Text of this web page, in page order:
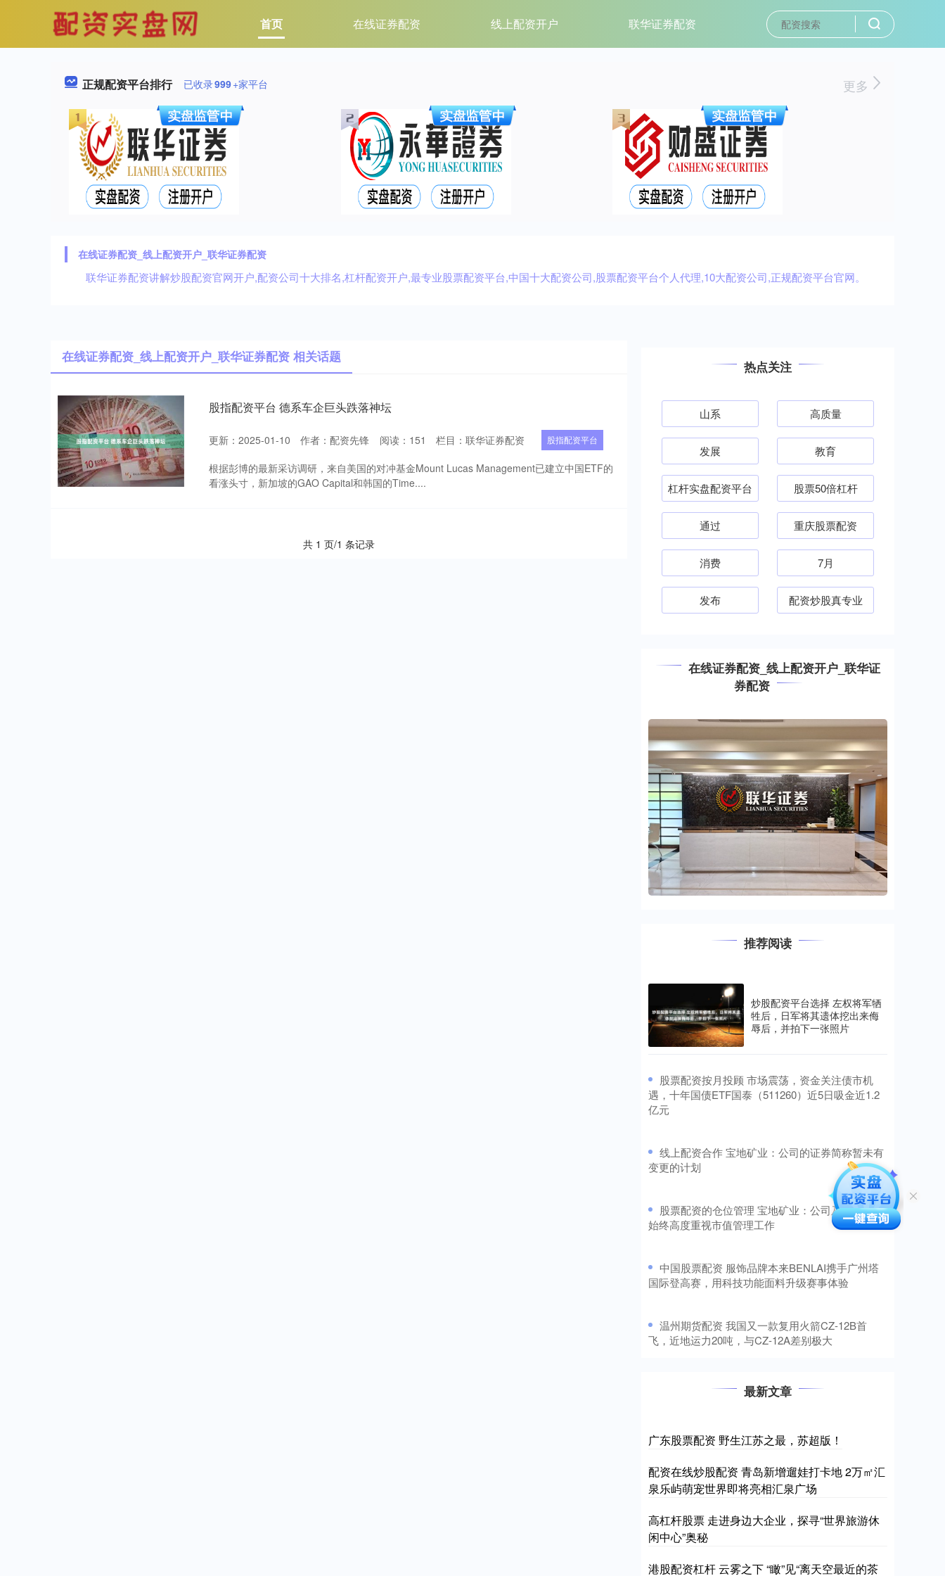
首页 在线证券配资 线上配资开户 联华证券配资
正规配资平台排行 已收录999+家平台 更多
在线证券配资_线上配资开户_联华证券配资
联华证券配资讲解炒股配资官网开户,配资公司十大排名,杠杆配资开户,最专业股票配资平台,中国十大配资公司,股票配资平台个人代理,10大配资公司,正规配资平台官网。
在线证券配资_线上配资开户_联华证券配资 相关话题
股指配资平台 德系车企巨头跌落神坛
更新：2025-01-10 作者：配资先锋 阅读： 151 栏目： 联华证券配资 股指配资平台
根据彭博的最新采访调研，来自美国的对冲基金Mount Lucas Management已建立中国ETF的
看涨头寸，新加坡的GAO Capital和韩国的Time....
共 1 页/1 条记录
热点关注
山系 高质量
发展 教育
杠杆实盘配资平台 股票50倍杠杆
通过 重庆股票配资
消费 7月
发布 配资炒股真专业
在线证券配资_线上配资开户_联华证
券配资
推荐阅读
炒股配资平台选择 左权将军牺
牲后，日军将其遗体挖出来侮
辱后，并拍下一张照片
​股票配资按月投顾 市场震荡，资金关注债市机
遇，十年国债ETF国泰（511260）近5日吸金近1.2
亿元
​线上配资合作 宝地矿业：公司的证券简称暂未有
变更的计划
​股票配资的仓位管理 宝地矿业：公司及董高团队
始终高度重视市值管理工作
​中国股票配资 服饰品牌本来BENLAI携手广州塔
国际登高赛，用科技功能面料升级赛事体验
​温州期货配资 我国又一款复用火箭CZ-12B首
飞，近地运力20吨，与CZ-12A差别极大
最新文章
广东股票配资 野生江苏之最，苏超版！
配资在线炒股配资 青岛新增遛娃打卡地 2万㎡汇
泉乐屿萌宠世界即将亮相汇泉广场
高杠杆股票 走进身边大企业，探寻“世界旅游休
闲中心”奥秘
港股配资杠杆 云雾之下 “瞰”见“离天空最近的茶